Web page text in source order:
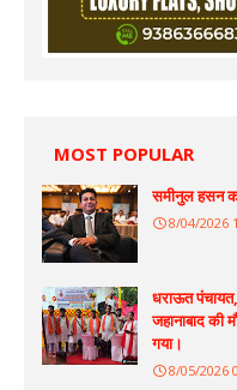
MOST POPULAR
समीनुल हसन
8/04/2026
धराऊत
जहानाबाद की
गया।
8/05/2026